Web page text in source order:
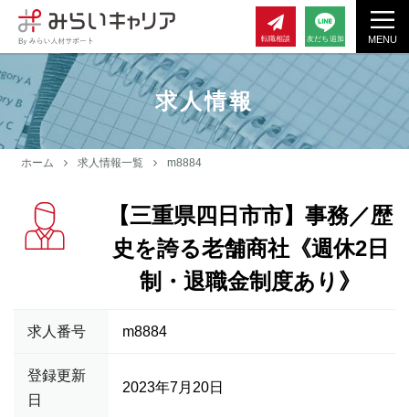
MENU
転職相談 友だち追加
求人情報
ホーム 求人情報一覧 m8884
【三重県四日市市】事務／歴
史を誇る老舗商社《週休2日
制・退職金制度あり》
求人番号 m8884
登録更新
日
2023年7月20日